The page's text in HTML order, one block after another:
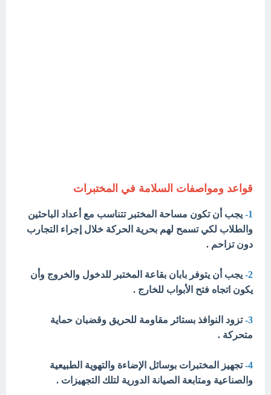
قواعد ومواصفات السلامة في المختبرات
1- يجب أن تكون مساحة المختبر تتناسب مع أعداد الباحثين
والطلاب لكي تسمح لهم بحرية الحركة خلال إجراء التجارب
دون تزاحم .
2- يجب أن يتوفر بابان بقاعة المختبر للدخول والخروج وأن
يكون اتجاه فتح الأبواب للخارج .
3- تزود النوافذ بستائر مقاومة للحريق وقضبان حماية
متحركة .
4- تجهيز المختبرات بوسائل الإضاءة والتهوية الطبيعية
والصناعية ومتابعة الصيانة الدورية لتلك التجهيزات .